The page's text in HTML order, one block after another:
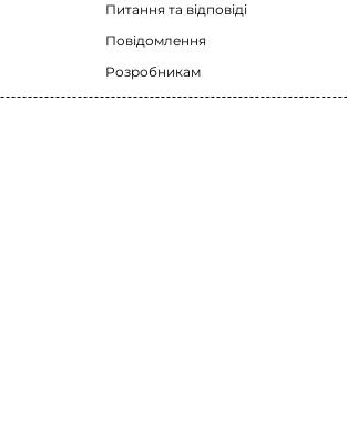
Питання та відповіді
Повідомлення
Розробникам